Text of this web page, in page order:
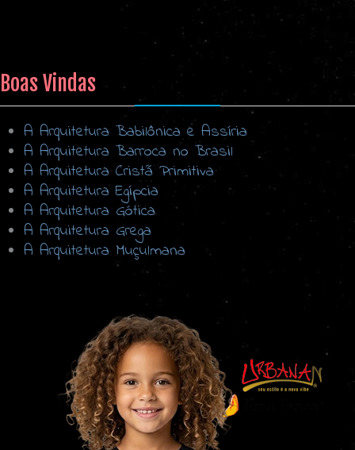
Boas Vindas
A Arquitetura Babilônica e Assíria
A Arquitetura Barroca no Brasil
A Arquitetura Cristã Primitiva
A Arquitetura Egípcia
A Arquitetura Gótica
A Arquitetura Grega
A Arquitetura Muçulmana